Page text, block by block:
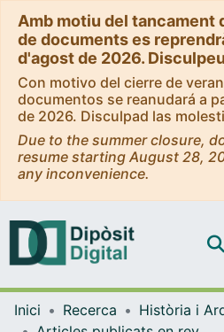
Amb motiu del tancament
de documents es
d'agost de 2026.
Con motivo del cierre de
documentos se reanudará a
de 2026. Disculpad las
Due to the summer closure,
resume starting August 28,
any inconvenience.
Inici Recerca
Història i